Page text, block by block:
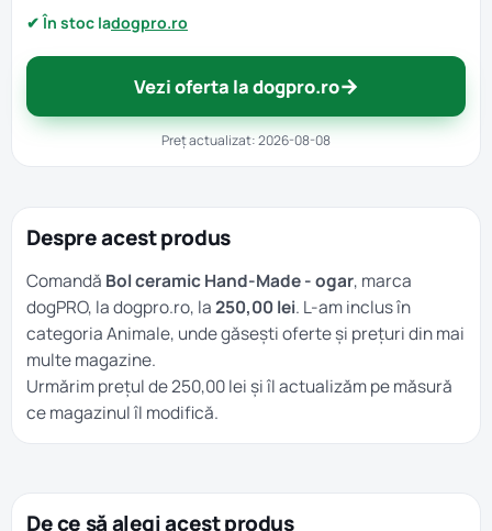
✔ În stoc ladogpro.ro
Vezi oferta la dogpro.ro→
Preț actualizat: 2026-08-08
Despre acest produs
Comandă Bol ceramic Hand-Made - ogar, marca
dogPRO, la dogpro.ro, la250,00 lei. L-am inclus în
categoriaAnimale, unde găsești oferte și prețuri din mai
multe magazine.
Urmărim prețul de 250,00 lei și îl actualizăm pe măsură
ce magazinul îl modifică.
De ce să alegi acest produs